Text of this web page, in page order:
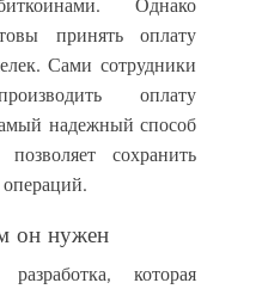
Однако
принять оплату
Сами сотрудники
оплату
надежный способ
сохранить
он нужен
которая